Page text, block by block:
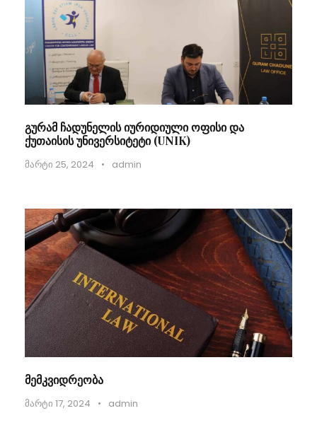
გურამ ჩადუნელის იურიდიული ოფისი და
ქუთაისის უნივერსიტეტი (UNIK)
მარტი 25, 2024 • admin
მემკვიდრეობა
მარტი 17, 2024 • admin